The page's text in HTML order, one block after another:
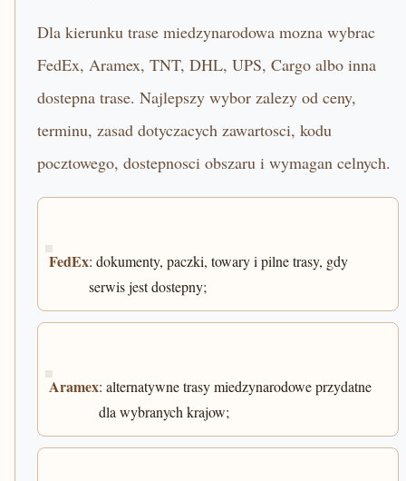
Dla kierunku trase miedzynarodowa mozna wybrac
FedEx, Aramex, TNT, DHL, UPS, Cargo albo inna
dostepna trase. Najlepszy wybor zalezy od ceny,
terminu, zasad dotyczacych zawartosci, kodu
pocztowego, dostepnosci obszaru i wymagan celnych.
FedEx: dokumenty, paczki, towary i pilne trasy, gdy
serwis jest dostepny;
Aramex: alternatywne trasy miedzynarodowe przydatne
dla wybranych krajow;